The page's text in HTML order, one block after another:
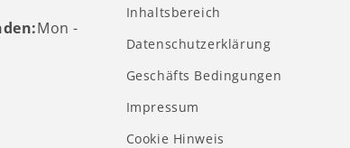
Mon -
Inhaltsbereich
Datenschutzerklärung
Geschäfts Bedingungen
Impressum
Cookie Hinweis